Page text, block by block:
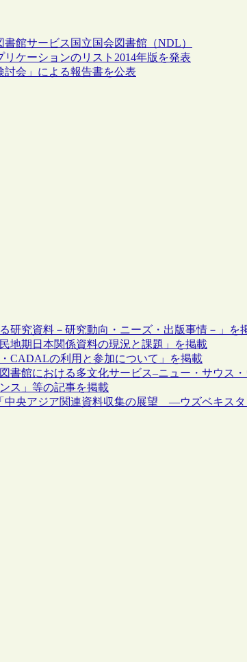
書館サービス 国立国会図書館（NDL）
ケーションのリスト2014年版を発表
会」による報告書を公表
研究資料－研究動向・ニーズ・出版事情－」を
地期日本関係資料の現況と課題」を掲載
CADALの利用と参加について」を掲載
書館における多文化サービス–ニュー・サウス・
ス」等の記事を掲載
中央アジア関連資料収集の展望 ―ウズベキスタ